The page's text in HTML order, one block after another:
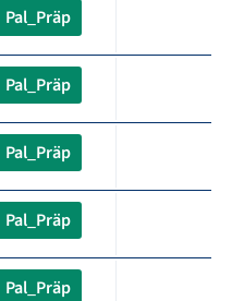
Pal_Präp
Pal_Präp
Pal_Präp
Pal_Präp
Pal_Präp